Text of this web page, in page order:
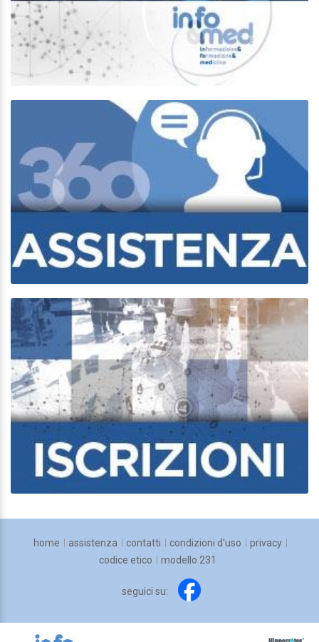
home assistenza contatti condizioni d'uso
privacy
codice etico
modello 231
seguici su: